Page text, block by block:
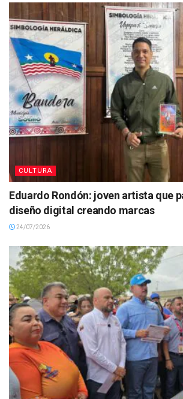
CULTURA
Eduardo Rondón: joven artista que
diseño digital creando marcas
24/07/2026